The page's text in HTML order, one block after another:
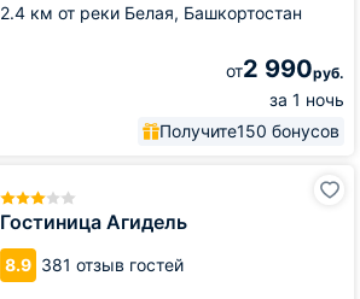
2.4 км от реки Белая, Башкортостан
от2 990руб.
за 1 ночь
Получите150 бонусов
Гостиница Агидель
8.9 381 отзыв гостей